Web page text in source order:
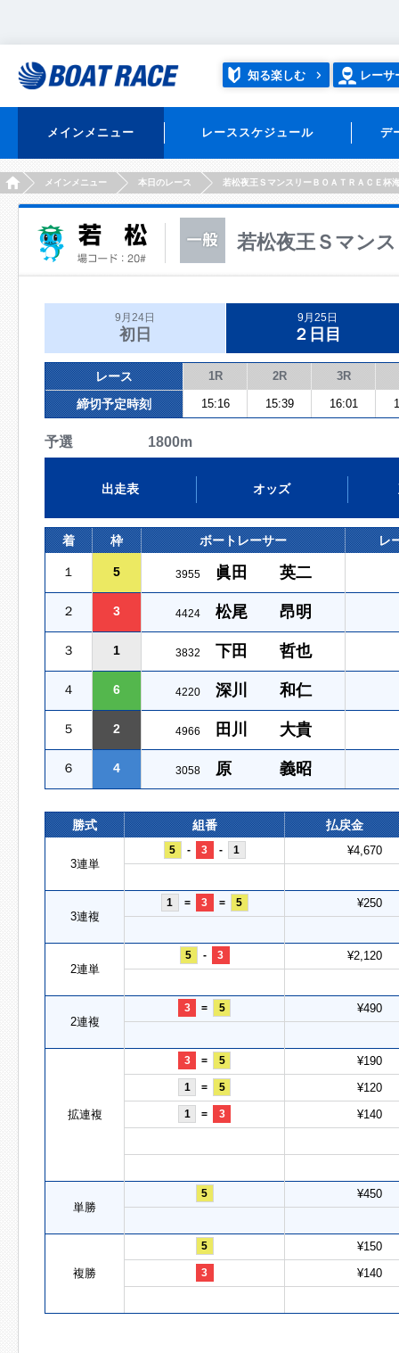
知る楽しむ レーサ
メインメニュー レーススケジュール デ
HOMEメインメニュー 本日のレース 若松夜王ＳマンスリーＢＯＡＴＲＡＣＥ杯
若松夜王Ｓマン
9月24日
初日
9月25日
２日目
レース 1R 2R 3R
締切予定時刻 15:16 15:39 16:01
予選 1800m
出走表 オッズ
着 枠 ボートレーサー レ
１ 5 3955 眞田 英二
２ 3 4424 松尾 昂明
３ 1 3832 下田 哲也
４ 6 4220 深川 和仁
５ 2 4966 田川 大貴
６ 4 3058 原 義昭
勝式 組番 払戻金
3連単
5 - 3 - 1 ¥4,670
3連複
1 = 3 = 5 ¥250
2連単
5 - 3 ¥2,120
2連複
3 = 5 ¥490
拡連複
3 = 5 ¥190
1 = 5 ¥120
1 = 3 ¥140
単勝
5 ¥450
複勝
5 ¥150
3 ¥140